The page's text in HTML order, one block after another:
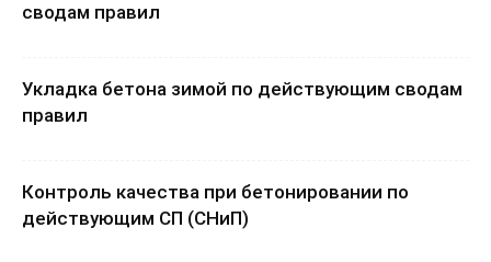
сводам правил
Укладка бетона зимой по действующим сводам
правил
Контроль качества при бетонировании по
действующим СП (СНиП)